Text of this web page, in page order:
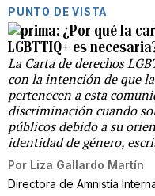
PUNTO DE VISTA
¿Por qué la
LGBTTIQ+ es
La Carta de derechos
con la intención de que
pertenecen a esta
discriminación cuando
públicos debido a su
identidad de género,
Por Liza Gallardo Martín
Directora de Amnistía